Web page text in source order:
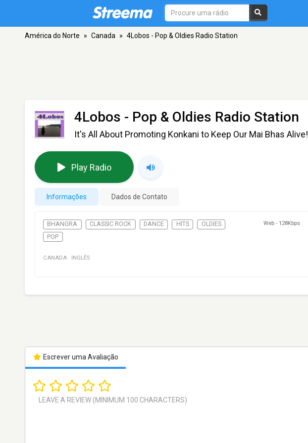
América do Norte » Canada » 4Lobos - Pop & Oldies Radio Station
4Lobos - Pop & Oldies Radio Station
It's All About Promoting Konkani to Keep Our Mai Bhas Alive!
Play Radio
Informações Dados de Contato
BHANGRA CLASSIC ROCK DANCE HITS
OLDIES
POP
Web - 128Kbps
CANADA · INGLÊS
Escrever uma Avaliação